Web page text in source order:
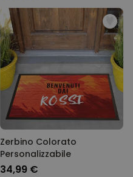
Zerbino Colorato
Personalizzabile
34,99 €